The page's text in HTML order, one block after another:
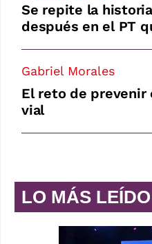
Se repite la
después en el PT
Gabriel Morales
El reto de prevenir
vial
LO MÁS LEÍDO